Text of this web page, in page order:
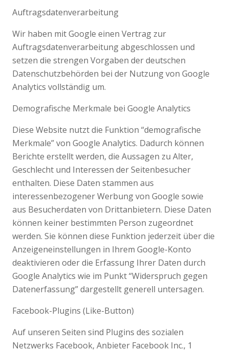
Auftragsdatenverarbeitung
Wir haben mit Google einen Vertrag zur
Auftragsdatenverarbeitung abgeschlossen und
setzen die strengen Vorgaben der deutschen
Datenschutzbehörden bei der Nutzung von Google
Analytics vollständig um.
Demografische Merkmale bei Google Analytics
Diese Website nutzt die Funktion “demografische
Merkmale” von Google Analytics. Dadurch können
Berichte erstellt werden, die Aussagen zu Alter,
Geschlecht und Interessen der Seitenbesucher
enthalten. Diese Daten stammen aus
interessenbezogener Werbung von Google sowie
aus Besucherdaten von Drittanbietern. Diese Daten
können keiner bestimmten Person zugeordnet
werden. Sie können diese Funktion jederzeit über die
Anzeigeneinstellungen in Ihrem Google-Konto
deaktivieren oder die Erfassung Ihrer Daten durch
Google Analytics wie im Punkt “Widerspruch gegen
Datenerfassung” dargestellt generell untersagen.
Facebook-Plugins (Like-Button)
Auf unseren Seiten sind Plugins des sozialen
Netzwerks Facebook, Anbieter Facebook Inc., 1